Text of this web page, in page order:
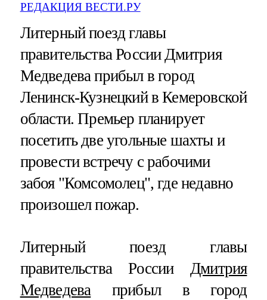
РЕДАКЦИЯ ВЕСТИ.РУ
Литерный поезд главы
правительства России Дмитрия
Медведева прибыл в город
Ленинск-Кузнецкий в Кемеровской
области. Премьер планирует
посетить две угольные шахты и
провести встречу с рабочими
забоя "Комсомолец", где недавно
произошел пожар.
Литерный поезд главы
правительства РоссииДмитрия
Медведеваприбыл в город